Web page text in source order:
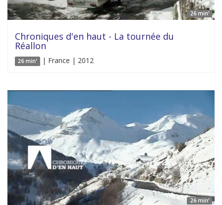
26 min'
Chroniques d'en haut - La tournée du
Réallon
26 min' | France | 2012
26 min'